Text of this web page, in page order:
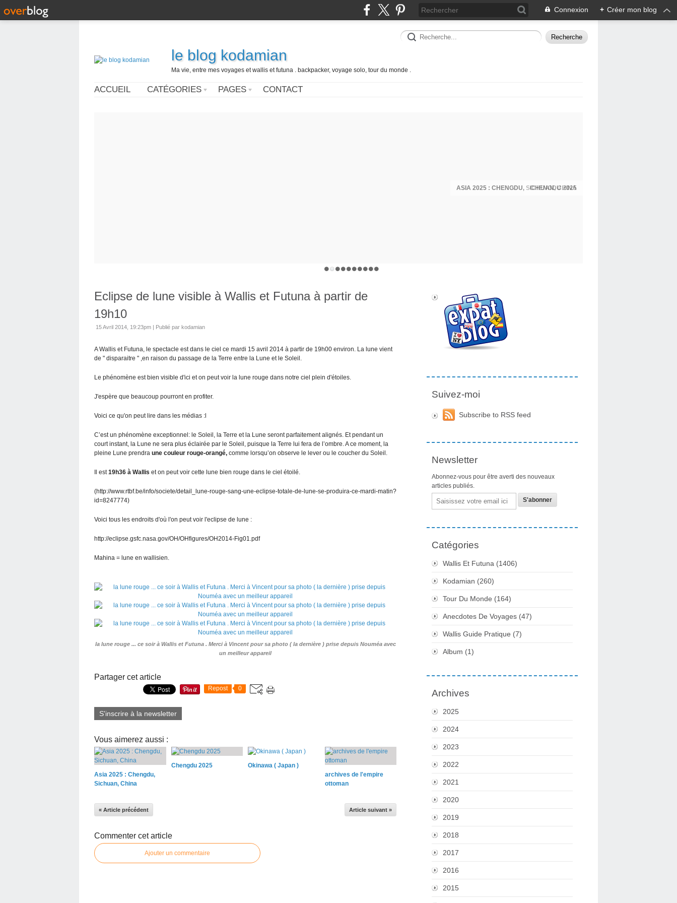
Connexion + Créer mon blog
le blog kodamian
Ma vie, entre mes voyages et wallis et futuna . backpacker, voyage solo, tour du monde .
ACCUEIL CATÉGORIES PAGES CONTACT
ASIA 2025 : CHENGDU, SICHUAN, CHINA
CHENGDU 2025
Eclipse de lune visible à Wallis et Futuna à partir de
19h10
15 Avril 2014, 19:23pm | Publié par kodamian
A Wallis et Futuna, le spectacle est dans le ciel ce mardi 15 avril 2014 à partir de 19h00 environ. La lune vient
de " disparaitre " ,en raison du passage de la Terre entre la Lune et le Soleil.
Le phénomène est bien visible d'ici et on peut voir la lune rouge dans notre ciel plein d'étoiles.
J'espère que beaucoup pourront en profiter.
Voici ce qu'on peut lire dans les médias :l
C’est un phénomène exceptionnel: le Soleil, la Terre et la Lune seront parfaitement alignés. Et pendant un
court instant, la Lune ne sera plus éclairée par le Soleil, puisque la Terre lui fera de l’ombre. A ce moment, la
pleine Lune prendra une couleur rouge-orangé, comme lorsqu’on observe le lever ou le coucher du Soleil.
Il est19h36 à Wallis et on peut voir cette lune bien rouge dans le ciel étoilé.
(http://www.rtbf.be/info/societe/detail_lune-rouge-sang-une-eclipse-totale-de-lune-se-produira-ce-mardi-matin?
id=8247774)
Voici tous les endroits d'où l'on peut voir l'eclipse de lune :
http://eclipse.gsfc.nasa.gov/OH/OHfigures/OH2014-Fig01.pdf
Mahina = lune en wallisien.
la lune rouge ... ce soir à Wallis et Futuna . Merci à Vincent pour sa photo ( la dernière ) prise depuis Nouméa avec
un meilleur appareil
Partager cet article
Repost 0
S'inscrire à la newsletter
Vous aimerez aussi :
Asia 2025 : Chengdu,
Sichuan, China
Chengdu 2025
Okinawa ( Japan )
archives de l'empire
ottoman
« Article précédent Article suivant »
Commenter cet article
Ajouter un commentaire
Suivez-moi
Subscribe to RSS feed
Newsletter
Abonnez-vous pour être averti des nouveaux
articles publiés.
Email
Catégories
Wallis Et Futuna (1406)
Kodamian (260)
Tour Du Monde (164)
Anecdotes De Voyages (47)
Wallis Guide Pratique (7)
Album (1)
Archives
2025
2024
2023
2022
2021
2020
2019
2018
2017
2016
2015